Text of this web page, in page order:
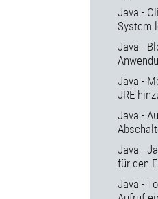
Java -
System
Java -
Java -
JRE
Java -
Java -
für den
Java -